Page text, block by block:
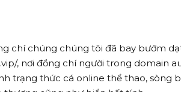
chí chúng chúng tôi đã bay bướm
, nơi đồng chí người trong domain
trạng thức cá online thể thao, sòng